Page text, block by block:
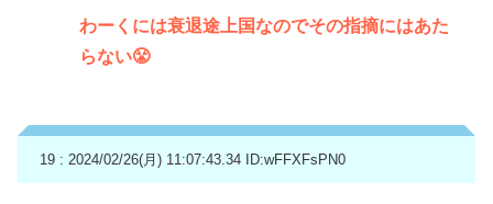
わーくには衰退途上国なのでその指摘にはあた
らない😤
19 : 2024/02/26(月) 11:07:43.34 ID:wFFXFsPN0